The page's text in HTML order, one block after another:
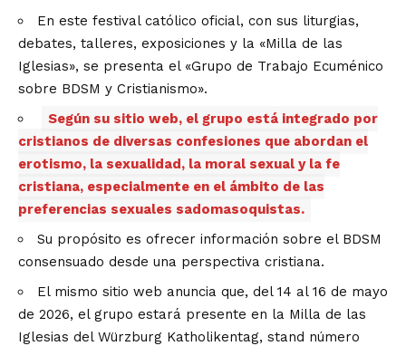
En este festival católico oficial, con sus liturgias,
debates, talleres, exposiciones y la «Milla de las
Iglesias», se presenta el «Grupo de Trabajo Ecuménico
sobre BDSM y Cristianismo».
Según su sitio web, el grupo está integrado por
cristianos de diversas confesiones que abordan el
erotismo, la sexualidad, la moral sexual y la fe
cristiana, especialmente en el ámbito de las
preferencias sexuales sadomasoquistas.
Su propósito es ofrecer información sobre el BDSM
consensuado desde una perspectiva cristiana.
El mismo sitio web anuncia que, del 14 al 16 de mayo
de 2026, el grupo estará presente en la Milla de las
Iglesias del Würzburg Katholikentag, stand número